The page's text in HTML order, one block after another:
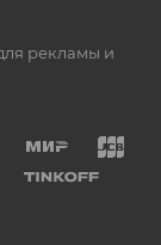
рекламы и